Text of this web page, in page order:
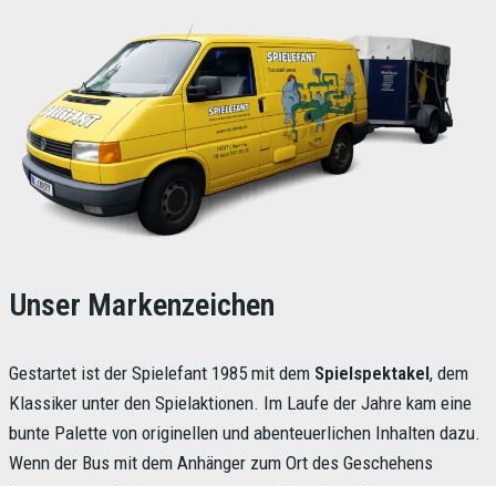
Unser Markenzeichen
Gestartet ist der Spielefant 1985 mit dem Spielspektakel, dem
Klassiker unter den Spielaktionen. Im Laufe der Jahre kam eine
bunte Palette von originellen und abenteuerlichen Inhalten dazu.
Wenn der Bus mit dem Anhänger zum Ort des Geschehens